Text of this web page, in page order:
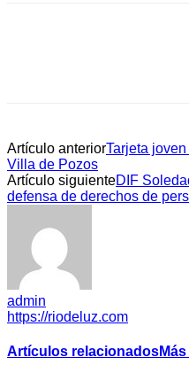
Artículo anteriorTarjeta
Villa de Pozos
Artículo siguienteDIF
defensa de derechos de
admin
https://riodeluz.com
Artículos relacionados